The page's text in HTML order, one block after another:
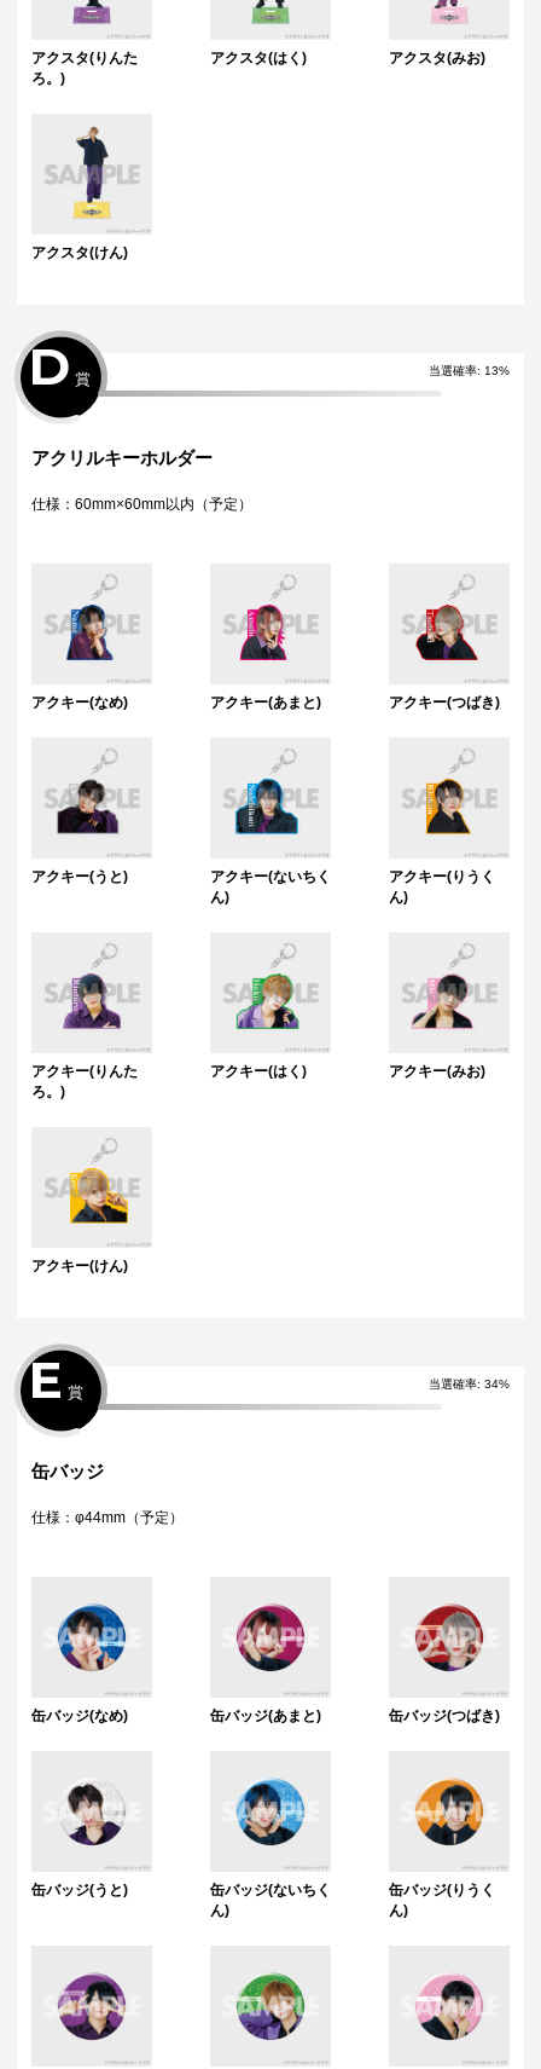
アクスタ(りんた
ろ。)
アクスタ(はく) アクスタ(みお)
アクスタ(けん)
当選確率: 13%
D 賞
アクリルキーホルダー
仕様：60mm×60mm以内（予定）
アクキー(なめ) アクキー(あまと) アクキー(つばき)
アクキー(うと)
アクキー(ないちく
ん)
アクキー(りうく
ん)
アクキー(りんた
ろ。)
アクキー(はく) アクキー(みお)
アクキー(けん)
当選確率: 34%
E 賞
缶バッジ
仕様：φ44mm（予定）
缶バッジ(なめ) 缶バッジ(あまと) 缶バッジ(つばき)
缶バッジ(うと)
缶バッジ(ないちく
ん)
缶バッジ(りうく
ん)